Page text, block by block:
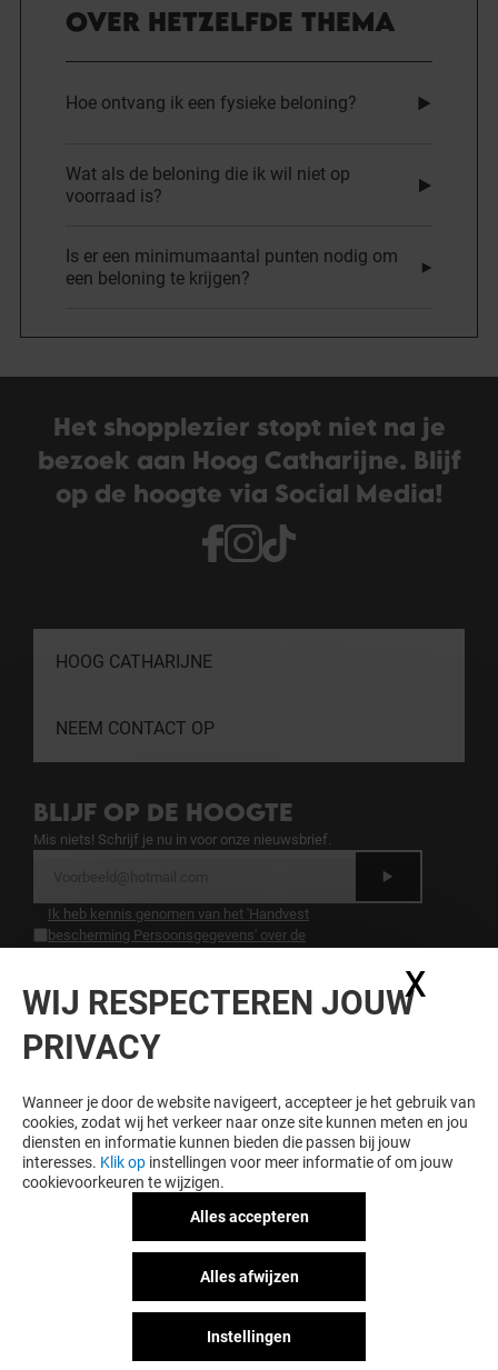
OVER HETZELFDE THEMA
Hoe ontvang ik een fysieke beloning?
Wat als de beloning die ik wil niet op
voorraad is?
Is er een minimumaantal punten nodig om
een beloning te krijgen?
Het shopplezier stopt niet na je
bezoek aan Hoog Catharijne. Blijf
op de hoogte via Social Media!
HOOG CATHARIJNE
NEEM CONTACT OP
BLIJF OP DE HOOGTE
Mis niets! Schrijf je nu in voor onze nieuwsbrief.
Ik heb kennis genomen van het 'Handvest
bescherming Persoonsgegevens' over de
LOYALITEIT LOONT
Word lid van Hoog Catharijne Premium en krijg
exclusieve voordelen, aanbiedingen en services bij
Algemene voorwaarden
Juridische informatie
Handvest bescherming
Huisregels
WIJ RESPECTEREN JOUW
PRIVACY
Wanneer je door de website navigeert, accepteer je het gebruik van
cookies, zodat wij het verkeer naar onze site kunnen meten en jou
diensten en informatie kunnen bieden die passen bij jouw
interesses. Klik op instellingen voor meer informatie of om jouw
cookievoorkeuren te wijzigen.
Alles accepteren
Alles afwijzen
Instellingen
X